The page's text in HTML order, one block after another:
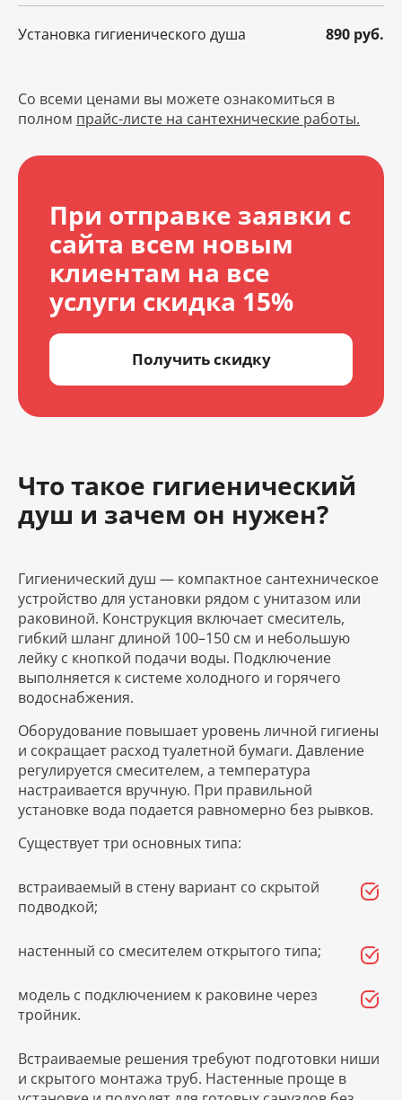
Установка гигиенического душа 890 руб.
Со всеми ценами вы можете ознакомиться в
полном прайс-листе на сантехнические работы.
При отправке заявки с
сайта всем новым
клиентам на все
услуги скидка 15%
Получить скидку
Что такое гигиенический
душ и зачем он нужен?
Гигиенический душ — компактное сантехническое
устройство для установки рядом с унитазом или
раковиной. Конструкция включает смеситель,
гибкий шланг длиной 100–150 см и небольшую
лейку с кнопкой подачи воды. Подключение
выполняется к системе холодного и горячего
водоснабжения.
Оборудование повышает уровень личной гигиены
и сокращает расход туалетной бумаги. Давление
регулируется смесителем, а температура
настраивается вручную. При правильной
установке вода подается равномерно без рывков.
Существует три основных типа:
встраиваемый в стену вариант со скрытой
подводкой;
настенный со смесителем открытого типа;
модель с подключением к раковине через
тройник.
Встраиваемые решения требуют подготовки ниши
и скрытого монтажа труб. Настенные проще в